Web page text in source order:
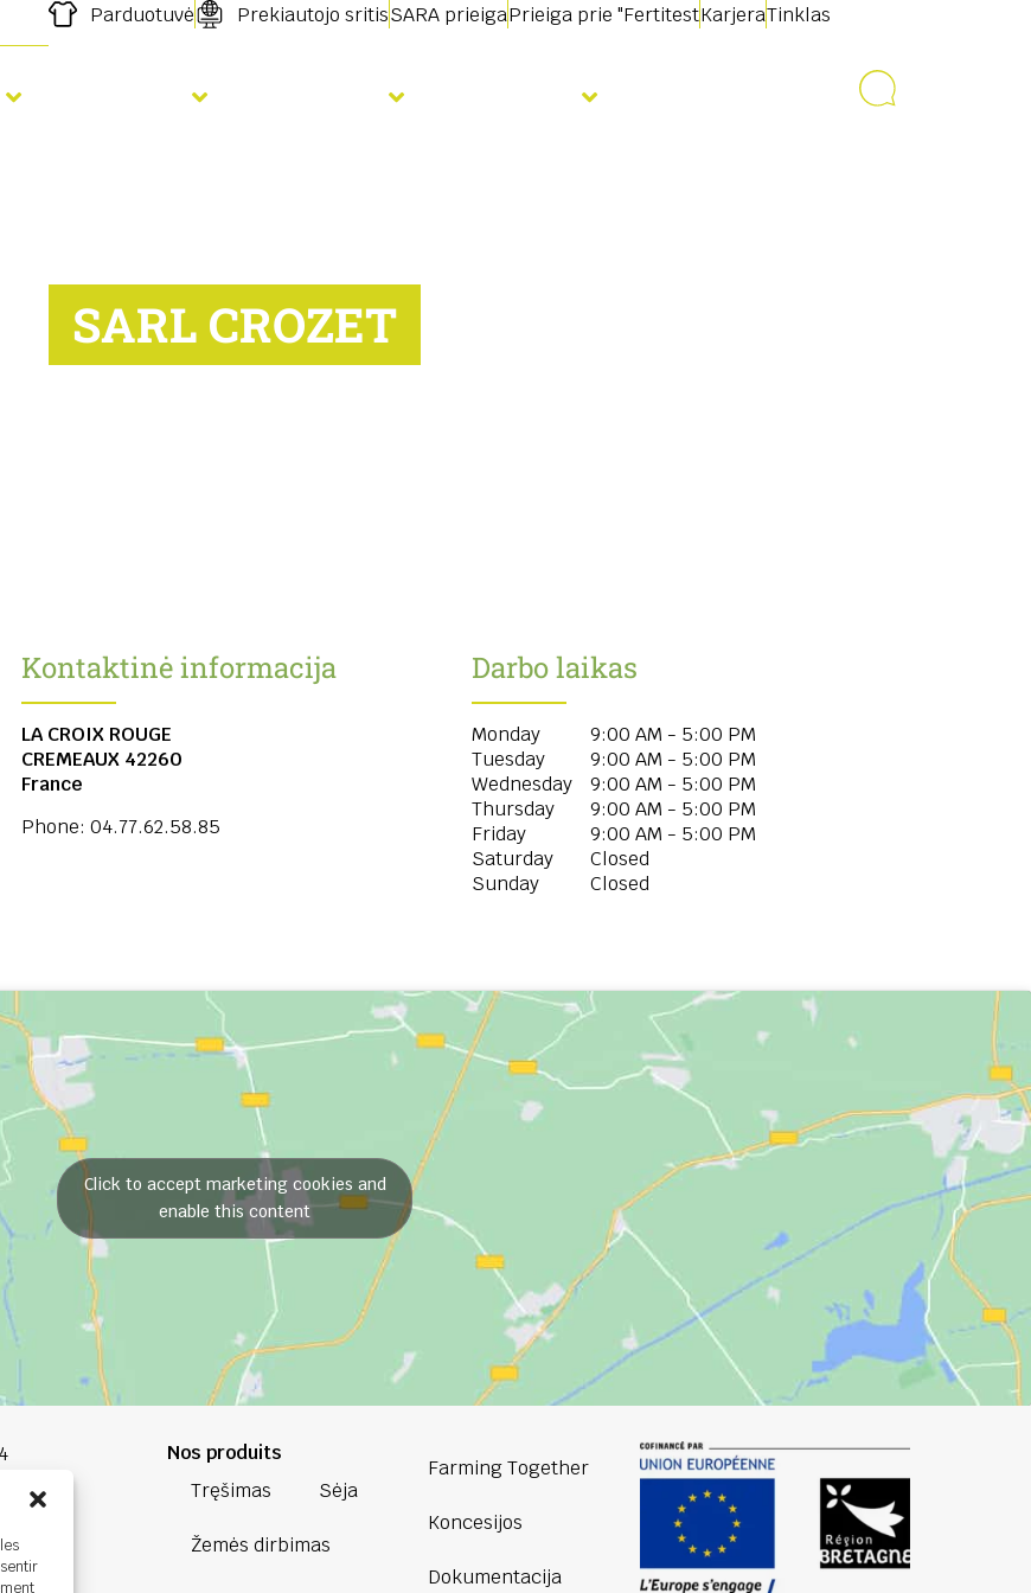
Parduotuvė Prekiautojo sritisSARA prieigaPrieiga prie "FertitestKarjeraTinklas
SARL CROZET
Kontaktinė informacija
LA CROIX ROUGE
CREMEAUX 42260
France
Phone: 04.77.62.58.85
Darbo laikas
Monday
9:00 AM - 5:00 PM
Tuesday
9:00 AM - 5:00 PM
Wednesday
9:00 AM - 5:00 PM
Thursday
9:00 AM - 5:00 PM
Friday
9:00 AM - 5:00 PM
Saturday
Closed
Sunday
Closed
Click to accept marketing cookies and
enable this content
Nos produits
Tręšimas
Sėja
Žemės dirbimas
Farming Together
Koncesijos
Dokumentacija